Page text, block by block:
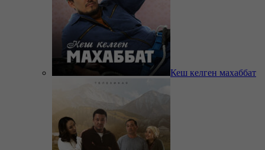
Кеш келген махаббат